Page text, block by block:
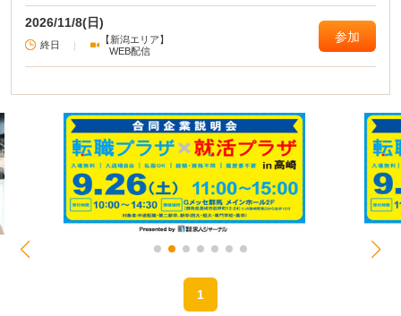
2026/11/8(日)
終日 |
【新潟エリア】
WEB配信
参加
1